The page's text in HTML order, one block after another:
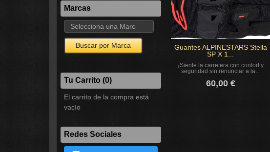
Marcas
Tu Carrito (0)
El carrito de la compra está
vacío
Redes Sociales
Guantes ALPINESTARS Stella
SP X 1...
¡Siente la carretera con confort y
seguridad sin renunciar a la...
60,00 €